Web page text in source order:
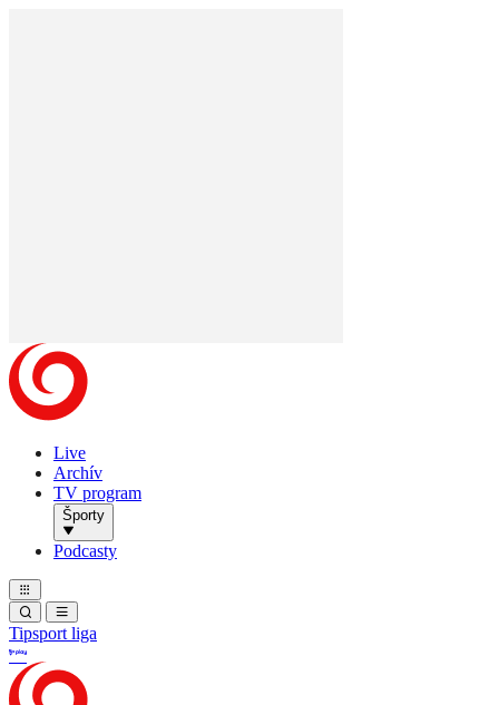
Live
Archív
TV program
Športy
Podcasty
Tipsport liga